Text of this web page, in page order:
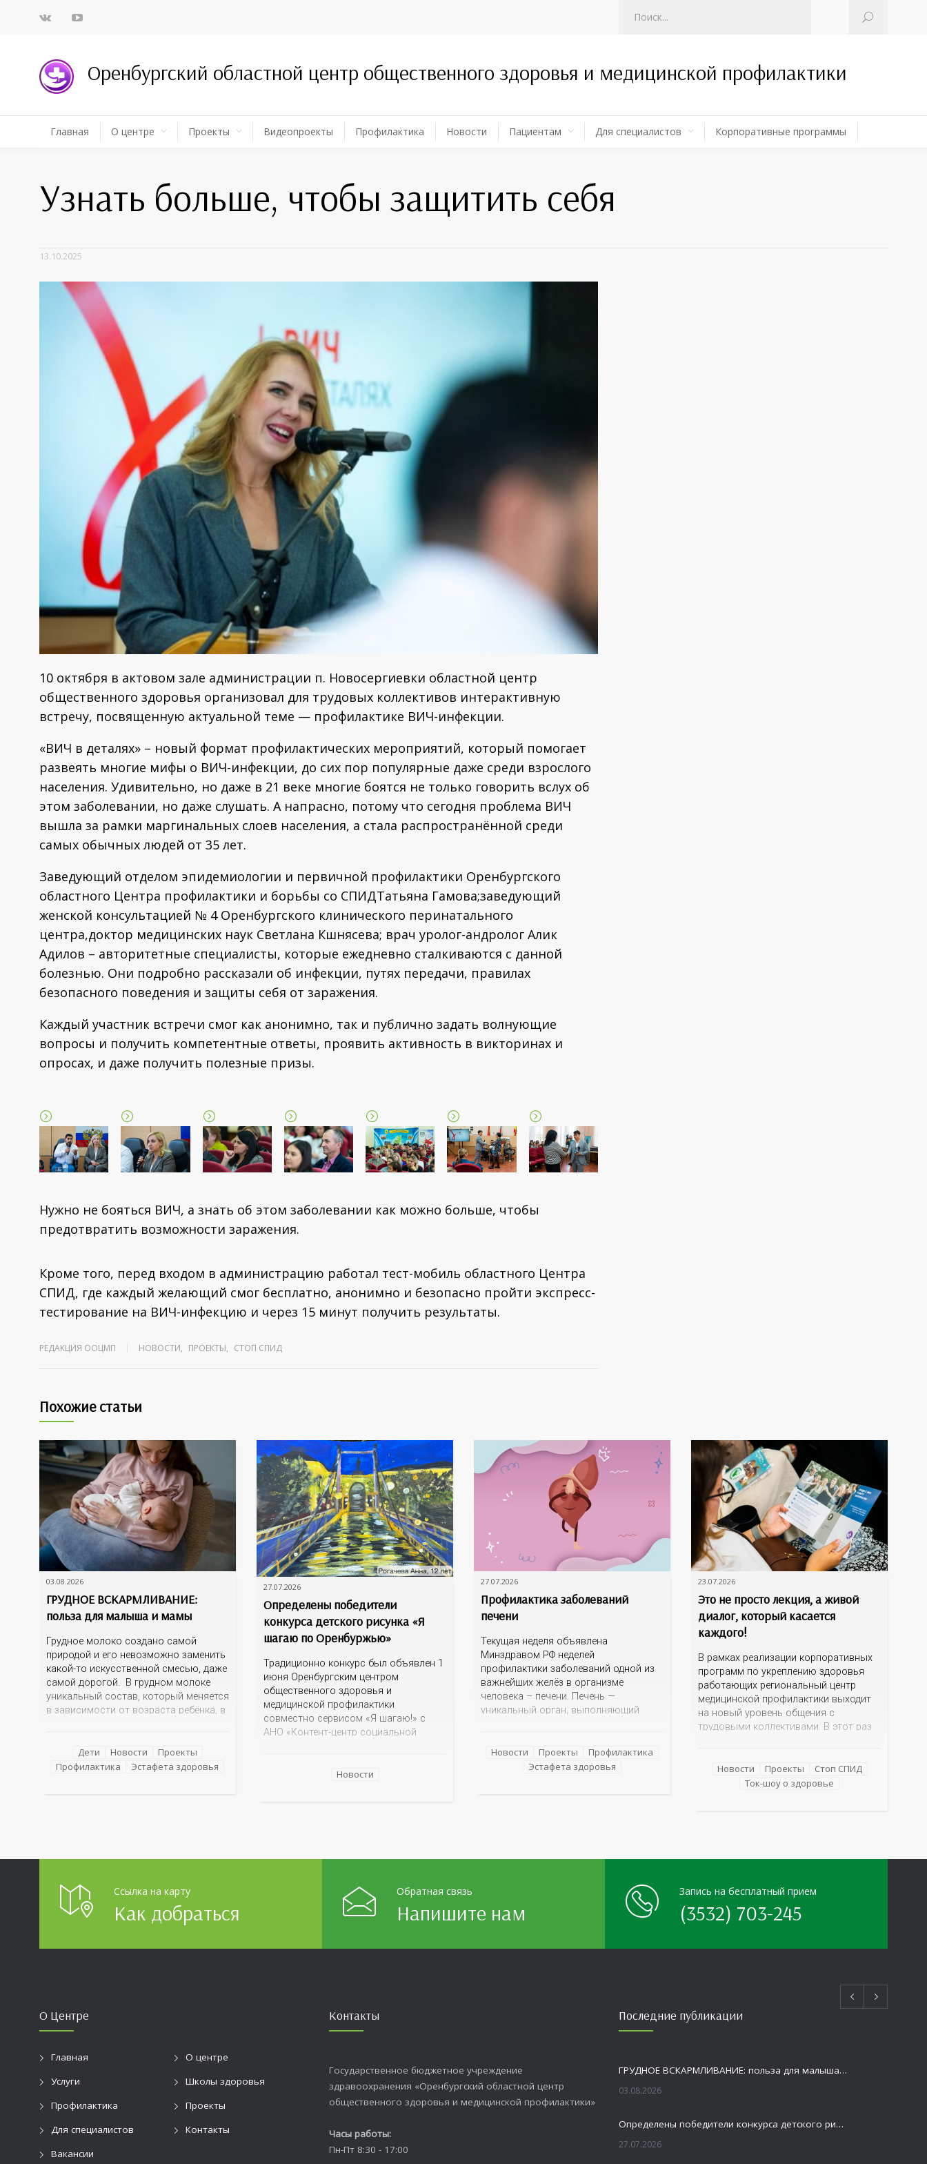
Оренбургский областной центр общественного здоровья и медицинской профилактики
Главная О центре Проекты Видеопроекты Профилактика Новости Пациентам Для специалистов Корпоративные программы
Узнать больше, чтобы защитить себя
13.10.2025
10 октября в актовом зале администрации п. Новосергиевки областной центр
общественного здоровья организовал для трудовых коллективов интерактивную
встречу, посвященную актуальной теме — профилактике ВИЧ-инфекции.
«ВИЧ в деталях» – новый формат профилактических мероприятий, который помогает
развеять многие мифы о ВИЧ-инфекции, до сих пор популярные даже среди взрослого
населения. Удивительно, но даже в 21 веке многие боятся не только говорить вслух об
этом заболевании, но даже слушать. А напрасно, потому что сегодня проблема ВИЧ
вышла за рамки маргинальных слоев населения, а стала распространённой среди
самых обычных людей от 35 лет.
Заведующий отделом эпидемиологии и первичной профилактики Оренбургского
областного Центра профилактики и борьбы со СПИДТатьяна Гамова;заведующий
женской консультацией № 4 Оренбургского клинического перинатального
центра,доктор медицинских наук Светлана Кшнясева; врач уролог-андролог Алик
Адилов – авторитетные специалисты, которые ежедневно сталкиваются с данной
болезнью. Они подробно рассказали об инфекции, путях передачи, правилах
безопасного поведения и защиты себя от заражения.
Каждый участник встречи смог как анонимно, так и публично задать волнующие
вопросы и получить компетентные ответы, проявить активность в викторинах и
опросах, и даже получить полезные призы.
Нужно не бояться ВИЧ, а знать об этом заболевании как можно больше, чтобы
предотвратить возможности заражения.
Кроме того, перед входом в администрацию работал тест-мобиль областного Центра
СПИД, где каждый желающий смог бесплатно, анонимно и безопасно пройти экспресс-
тестирование на ВИЧ-инфекцию и через 15 минут получить результаты.
РЕДАКЦИЯ ООЦМП НОВОСТИ, ПРОЕКТЫ, СТОП СПИД
Похожие статьи
03.08.2026
ГРУДНОЕ ВСКАРМЛИВАНИЕ:
польза для малыша и мамы
Грудное молоко создано самой
природой и его невозможно заменить
какой-то искусственной смесью, даже
самой дорогой. В грудном молоке
уникальный состав, который меняется
в зависимости от возраста ребёнка, в
как малыш подрастает – меняется
состав белков, жиров, углеводов,
Дети Новости
Проекты
Профилактика
Эстафета здоровья
27.07.2026
Определены победители
конкурса детского рисунка «Я
шагаю по Оренбуржью»
Традиционно конкурс был объявлен 1
июня Оренбургским центром
общественного здоровья и
медицинской профилактики
совместно сервисом «Я шагаю!» с
АНО «Контент-центр социальной
Оренбуржье: любимые улицы,
разных уголков Оренбуржья. С
Новости
27.07.2026
Профилактика заболеваний
печени
Текущая неделя объявлена
Минздравом РФ неделей
профилактики заболеваний одной из
важнейших желёз в организме
человека – печени. Печень —
уникальный орган, выполняющий
а также регуляцию обмена веществ.
Однако ее заболевания, такие как
Новости Проекты
Профилактика
Эстафета здоровья
23.07.2026
Это не просто лекция, а живой
диалог, который касается
каждого!
В рамках реализации корпоративных
программ по укреплению здоровья
работающих региональный центр
медицинской профилактики выходит
на новый уровень общения с
трудовыми коллективами. В этот раз
для сотрудников более 10 ведущих
предприятий и организаций области
Новости Проекты
Стоп СПИД
Ток-шоу о здоровье
Ссылка на карту
Как добраться
Обратная связь
Напишите нам
Запись на бесплатный прием
(3532) 703-245
О Центре
Главная
О центре
Услуги
Школы здоровья
Профилактика
Проекты
Для специалистов
Контакты
Вакансии
Контакты
Государственное бюджетное учреждение
здравоохранения «Оренбургский областной центр
общественного здоровья и медицинской профилактики»
Часы работы:
Пн-Пт 8:30 - 17:00
Последние публикации
ГРУДНОЕ ВСКАРМЛИВАНИЕ: польза для малыша и мамы
03.08.2026
Определены победители конкурса детского рисунка «Я шагаю по Оренбуржью»
27.07.2026